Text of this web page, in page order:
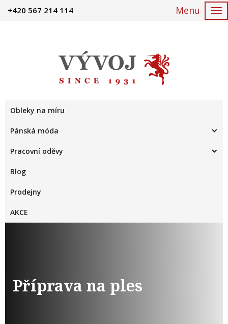
+420 567 214 114
Obleky na míru
Pánská móda
Pracovní oděvy
Blog
Prodejny
AKCE
Příprava na ples